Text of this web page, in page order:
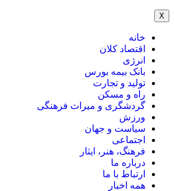
X
خانه
اقتصاد کلان
انرژی
بانک بیمه بورس
تولید و تجارت
راه و مسکن
گردشگری و میراث فرهنگی
ورزش
سیاست و جهان
اجتماعی
فرهنگ، هنر، ایثار
درباره ما
ارتباط با ما
همه اخبار